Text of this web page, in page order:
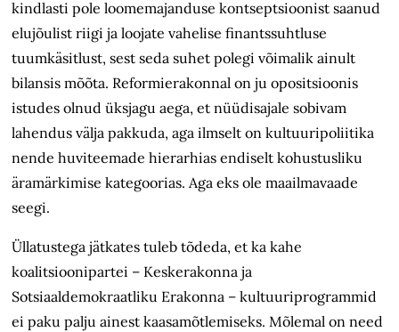
kindlasti pole loomemajanduse kontseptsioonist saanud
elujõulist riigi ja loojate vahelise finantssuhtluse
tuumkäsitlust, sest seda suhet polegi võimalik ainult
bilansis mõõta. Reformierakonnal on ju opositsioonis
istudes olnud üksjagu aega, et nüüdisajale sobivam
lahendus välja pakkuda, aga ilmselt on kultuuripoliitika
nende huviteemade hierarhias endiselt kohustusliku
äramärkimise kategoorias. Aga eks ole maailmavaade
seegi.
Üllatustega jätkates tuleb tõdeda, et ka kahe
koalitsioonipartei – Keskerakonna ja
Sotsiaaldemokraatliku Erakonna – kultuuriprogrammid
ei paku palju ainest kaasamõtlemiseks. Mõlemal on need